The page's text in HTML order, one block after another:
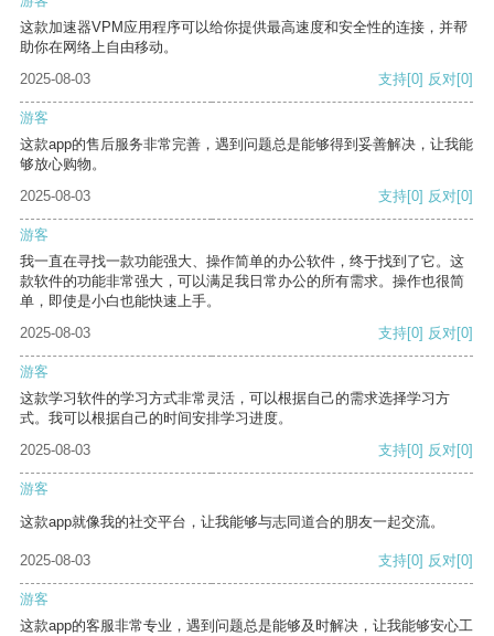
这款加速器VPM应用程序可以给你提供最高速度和安全性的连接，并帮
助你在网络上自由移动。
2025-08-03
支持[0] 反对[0]
游客
这款app的售后服务非常完善，遇到问题总是能够得到妥善解决，让我能
够放心购物。
2025-08-03
支持[0] 反对[0]
游客
我一直在寻找一款功能强大、操作简单的办公软件，终于找到了它。这
款软件的功能非常强大，可以满足我日常办公的所有需求。操作也很简
单，即使是小白也能快速上手。
2025-08-03
支持[0] 反对[0]
游客
这款学习软件的学习方式非常灵活，可以根据自己的需求选择学习方
式。我可以根据自己的时间安排学习进度。
2025-08-03
支持[0] 反对[0]
游客
这款app就像我的社交平台，让我能够与志同道合的朋友一起交流。
2025-08-03 支持[0] 反对[0]
游客
这款app的客服非常专业，遇到问题总是能够及时解决，让我能够安心工